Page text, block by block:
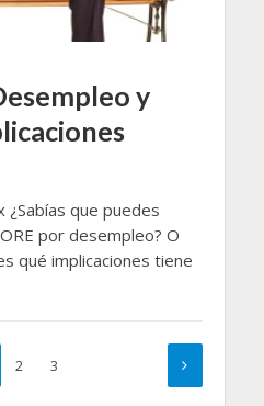
y
¿Sabías que puedes
por desempleo? O
qué implicaciones tiene
2 3